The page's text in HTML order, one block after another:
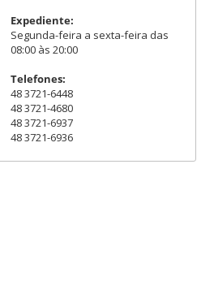
Expediente:
Segunda-feira a sexta-feira das
08:00 às 20:00
Telefones:
48 3721-6448
48 3721-4680
48 3721-6937
48 3721-6936